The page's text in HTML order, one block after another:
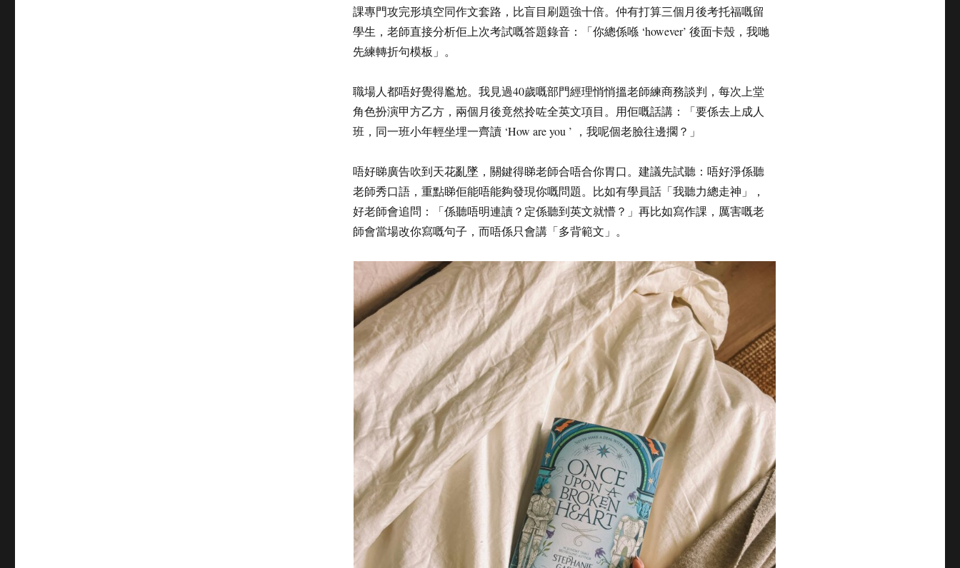
課專門攻完形填空同作文套路，比盲目刷題強十倍。仲有打算三個月後考托福嘅留
學生，老師直接分析佢上次考試嘅答題錄音：「你總係喺 ‘however’ 後面卡殼，我哋
先練轉折句模板」。
職場人都唔好覺得尷尬。我見過40歲嘅部門經理悄悄搵老師練商務談判，每次上堂
角色扮演甲方乙方，兩個月後竟然拎咗全英文項目。用佢嘅話講：「要係去上成人
班，同一班小年輕坐埋一齊讀 ‘How are you ’ ，我呢個老臉往邊擱？」
唔好睇廣告吹到天花亂墜，關鍵得睇老師合唔合你胃口。建議先試聽：唔好淨係聽
老師秀口語，重點睇佢能唔能夠發現你嘅問題。比如有學員話「我聽力總走神」，
好老師會追問：「係聽唔明連讀？定係聽到英文就懵？」再比如寫作課，厲害嘅老
師會當場改你寫嘅句子，而唔係只會講「多背範文」。